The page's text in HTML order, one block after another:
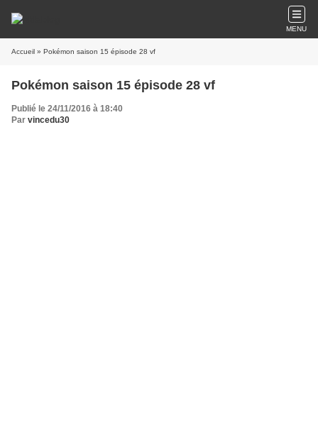
MENU
Accueil » Pokémon saison 15 épisode 28 vf
Pokémon saison 15 épisode 28 vf
Publié le 24/11/2016 à 18:40
Par vincedu30